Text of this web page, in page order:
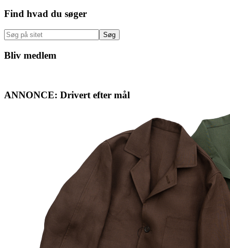
Primær
Sidebar
Find hvad du søger
Søg
på
sitet
Bliv medlem
ANNONCE: Drivert efter mål